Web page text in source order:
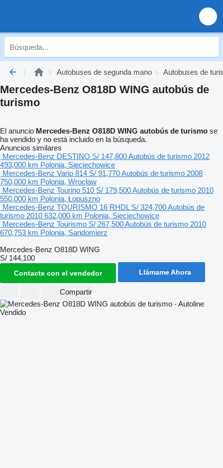
Autobuses de segunda mano Autobuses de
Mercedes-Benz O818D WING autobús de
turismo
El anuncio Mercedes-Benz O818D WING autobús de turismo se
ha vendido y no está incluido en la búsqueda.
Anuncios similares
Mercedes-Benz DESTINO S/ 147,800Autobús de turismo 2012
493,000 km Polonia, Sieciechowice
Mercedes-Benz Vario 814 S/ 91,770Autobús de turismo 2008
750,000 km Polonia, Wrocław
Mercedes-Benz Tourino 510 S/ 179,500Autobús de turismo 2010
550,000 km Polonia, Łopuszno
Mercedes-Benz TOURISMO 16 RHDL S/ 324,700Autobús de
turismo 2010 632,000 km Polonia, Sieciechowice
Mercedes-Benz Tourismo S/ 267,500Autobús de turismo 2010
670,753 km Polonia, Sandomierz
Mercedes-Benz O818D WING
S/ 144,100
Contacte con el vendedor Llámame Ahora
Compartir
Vendido